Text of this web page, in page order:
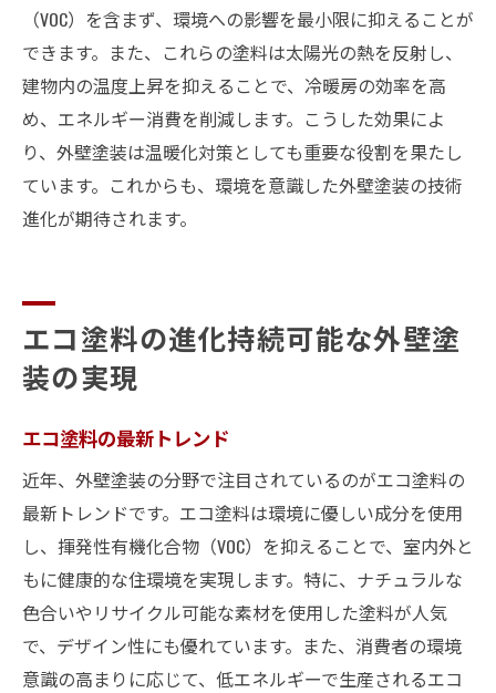
（VOC）を含まず、環境への影響を最小限に抑えることが
できます。また、これらの塗料は太陽光の熱を反射し、
建物内の温度上昇を抑えることで、冷暖房の効率を高
め、エネルギー消費を削減します。こうした効果によ
り、外壁塗装は温暖化対策としても重要な役割を果たし
ています。これからも、環境を意識した外壁塗装の技術
進化が期待されます。
エコ塗料の進化持続可能な外壁塗
装の実現
エコ塗料の最新トレンド
近年、外壁塗装の分野で注目されているのがエコ塗料の
最新トレンドです。エコ塗料は環境に優しい成分を使用
し、揮発性有機化合物（VOC）を抑えることで、室内外と
もに健康的な住環境を実現します。特に、ナチュラルな
色合いやリサイクル可能な素材を使用した塗料が人気
で、デザイン性にも優れています。また、消費者の環境
意識の高まりに応じて、低エネルギーで生産されるエコ